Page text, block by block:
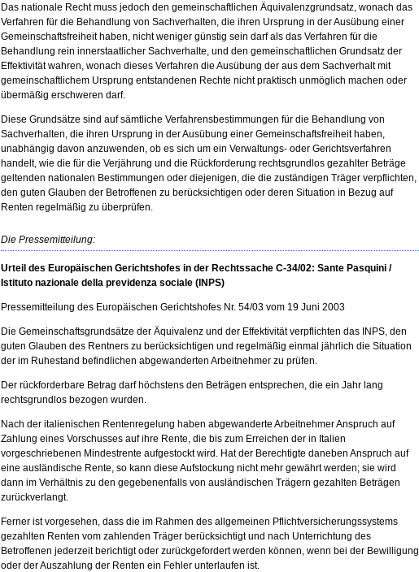
Das nationale Recht muss jedoch den gemeinschaftlichen Äquivalenzgrundsatz, wonach das
Verfahren für die Behandlung von Sachverhalten, die ihren Ursprung in der Ausübung einer
Gemeinschaftsfreiheit haben, nicht weniger günstig sein darf als das Verfahren für die
Behandlung rein innerstaatlicher Sachverhalte, und den gemeinschaftlichen Grundsatz der
Effektivität wahren, wonach dieses Verfahren die Ausübung der aus dem Sachverhalt mit
gemeinschaftlichem Ursprung entstandenen Rechte nicht praktisch unmöglich machen oder
übermäßig erschweren darf.
Diese Grundsätze sind auf sämtliche Verfahrensbestimmungen für die Behandlung von
Sachverhalten, die ihren Ursprung in der Ausübung einer Gemeinschaftsfreiheit haben,
unabhängig davon anzuwenden, ob es sich um ein Verwaltungs- oder Gerichtsverfahren
handelt, wie die für die Verjährung und die Rückforderung rechtsgrundlos gezahlter Beträge
geltenden nationalen Bestimmungen oder diejenigen, die die zuständigen Träger verpflichten,
den guten Glauben der Betroffenen zu berücksichtigen oder deren Situation in Bezug auf
Renten regelmäßig zu überprüfen.
Die Pressemitteilung:
Urteil des Europäischen Gerichtshofes in der Rechtssache C-34/02: Sante Pasquini /
Istituto nazionale della previdenza sociale (INPS)
Pressemitteilung des Europäischen Gerichtshofes Nr. 54/03 vom 19 Juni 2003
Die Gemeinschaftsgrundsätze der Äquivalenz und der Effektivität verpflichten das INPS, den
guten Glauben des Rentners zu berücksichtigen und regelmäßig einmal jährlich die Situation
der im Ruhestand befindlichen abgewanderten Arbeitnehmer zu prüfen.
Der rückforderbare Betrag darf höchstens den Beträgen entsprechen, die ein Jahr lang
rechtsgrundlos bezogen wurden.
Nach der italienischen Rentenregelung haben abgewanderte Arbeitnehmer Anspruch auf
Zahlung eines Vorschusses auf ihre Rente, die bis zum Erreichen der in Italien
vorgeschriebenen Mindestrente aufgestockt wird. Hat der Berechtigte daneben Anspruch auf
eine ausländische Rente, so kann diese Aufstockung nicht mehr gewährt werden; sie wird
dann im Verhältnis zu den gegebenenfalls von ausländischen Trägern gezahlten Beträgen
zurückverlangt.
Ferner ist vorgesehen, dass die im Rahmen des allgemeinen Pflichtversicherungssystems
gezahlten Renten vom zahlenden Träger berücksichtigt und nach Unterrichtung des
Betroffenen jederzeit berichtigt oder zurückgefordert werden können, wenn bei der Bewilligung
oder der Auszahlung der Renten ein Fehler unterlaufen ist.